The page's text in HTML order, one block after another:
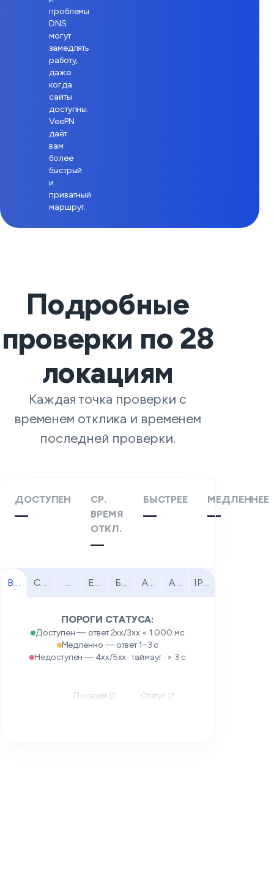
проблемы
DNS
могут
замедлять
работу,
даже
когда
сайты
доступны.
VeePN
даёт
вам
более
быстрый
и
приватный
маршрут.
Подробные
проверки по28
локациям
Каждая точка проверки с
временем отклика и временем
последней проверки.
ДОСТУПЕН
—
СР.
ВРЕМЯ
ОТКЛ.
—
БЫСТРЕЕ
—
МЕДЛЕННЕЕ
—
Все Северная Америка
Южная Америка
ЕвропаБлижний Восток
АфрикаАзиатско-
IPv6
ПОРОГИ СТАТУСА:
Доступен — ответ 2xx/3xx < 1 000 мс
Медленно — ответ 1–3 с
Недоступен — 4xx/5xx · таймаут · > 3 с
Локация Статус